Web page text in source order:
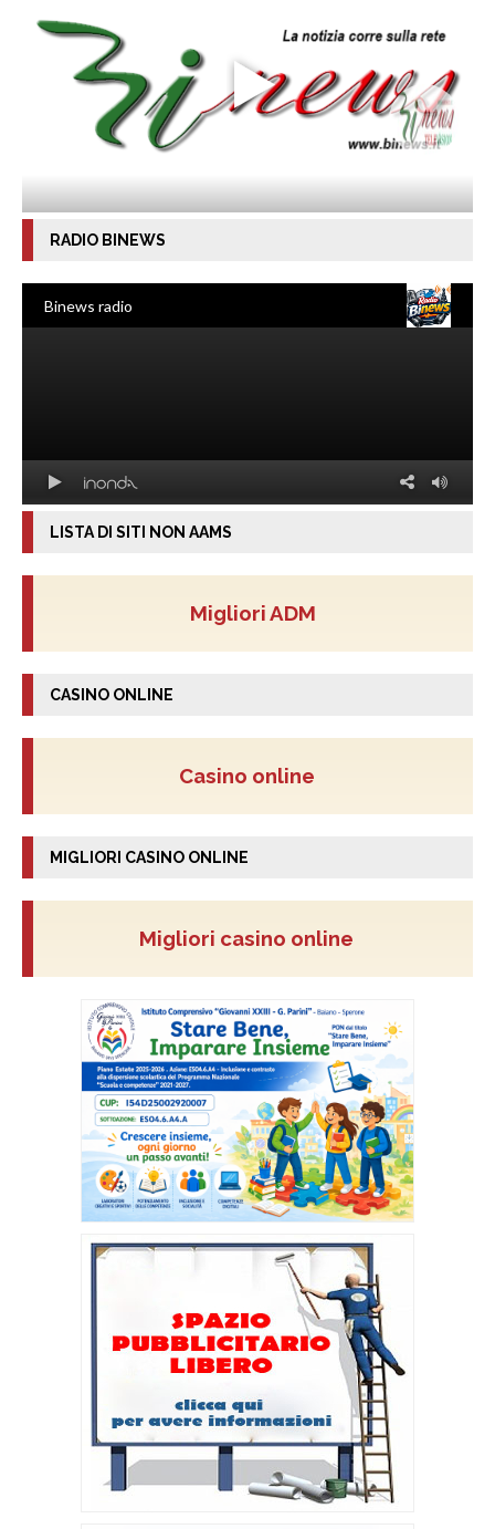
RADIO BINEWS
LISTA DI SITI NON AAMS
Migliori ADM
CASINO ONLINE
Casino online
MIGLIORI CASINO ONLINE
Migliori casino online